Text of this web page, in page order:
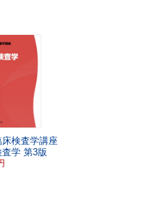
床検査学講座
査学 第3版